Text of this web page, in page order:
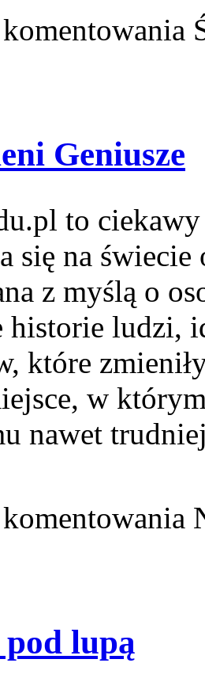
Geniusze
to
się na świecie
z myślą o
historie ludzi,
które
w
nawet
pod lupą